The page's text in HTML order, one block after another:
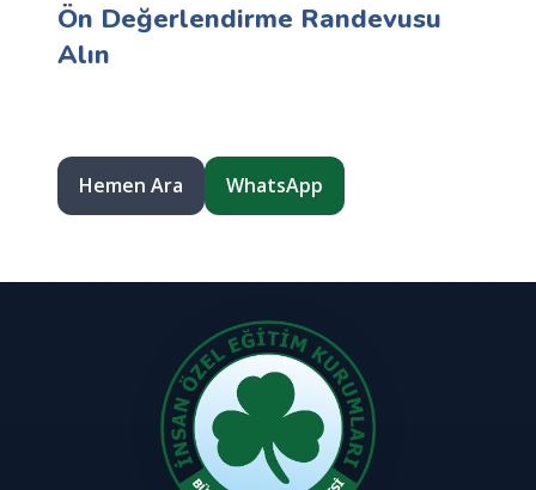
Ön Değerlendirme Randevusu
Alın
Hemen Ara WhatsApp